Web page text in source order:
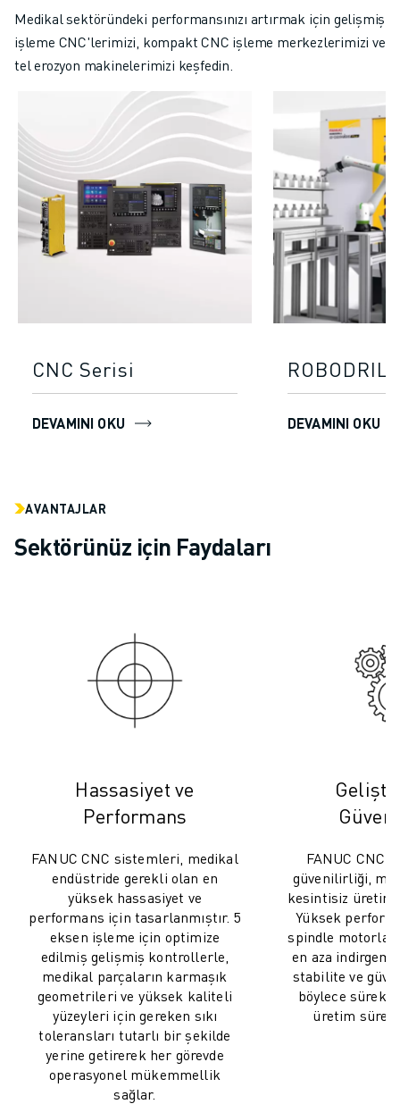
Medikal sektöründeki performansınızı artırmak için gelişmiş
işleme CNC'lerimizi, kompakt CNC işleme merkezlerimizi ve
tel erozyon makinelerimizi keşfedin.
CNC Serisi
DEVAMINI OKU DEVAMINI OKU
AVANTAJLAR
Sektörünüz için Faydaları
Hassasiyet ve
Performans
FANUC CNC sistemleri, medikal
endüstride gerekli olan en
yüksek hassasiyet ve
performans için tasarlanmıştır. 5
eksen işleme için optimize
edilmiş gelişmiş kontrollerle,
medikal parçaların karmaşık
geometrileri ve yüksek kaliteli
yüzeyleri için gereken sıkı
toleransları tutarlı bir şekilde
yerine getirerek her görevde
operasyonel mükemmellik
sağlar.
FANUC CNC
güvenilirliği,
kesintisiz üretim
Yüksek
spindle
en aza
stabilite ve
böylece
üretim